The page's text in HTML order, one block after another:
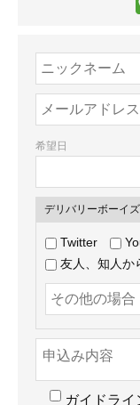
希望日
デリバリーボーイ
Twitter
友人、知人か
ガイドラ